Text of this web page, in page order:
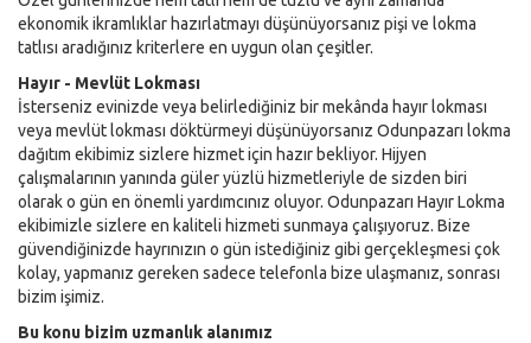
ekonomik ikramlıklar hazırlatmayı düşünüyorsanız pişi ve lokma
tatlısı aradığınız kriterlere en uygun olan çeşitler.
Hayır - Mevlüt Lokması
İsterseniz evinizde veya belirlediğiniz bir mekânda hayır lokması
veya mevlüt lokması döktürmeyi düşünüyorsanız Odunpazarı lokma
dağıtım ekibimiz sizlere hizmet için hazır bekliyor. Hijyen
çalışmalarının yanında güler yüzlü hizmetleriyle de sizden biri
olarak o gün en önemli yardımcınız oluyor. Odunpazarı Hayır Lokma
ekibimizle sizlere en kaliteli hizmeti sunmaya çalışıyoruz. Bize
güvendiğinizde hayrınızın o gün istediğiniz gibi gerçekleşmesi çok
kolay, yapmanız gereken sadece telefonla bize ulaşmanız, sonrası
bizim işimiz.
Bu konu bizim uzmanlık alanımız